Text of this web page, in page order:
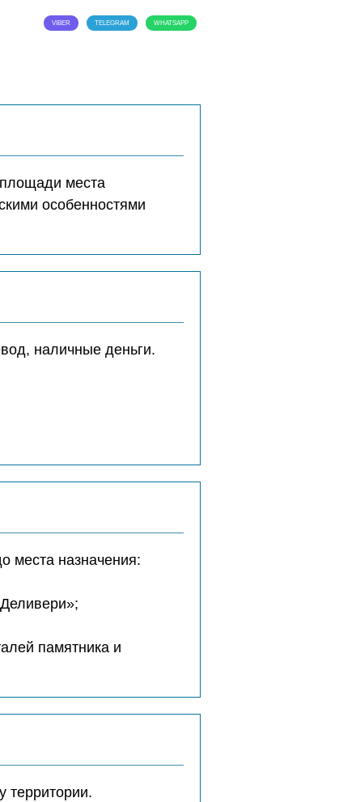
VIBER TELEGRAM WHATSAPP
места
особенностями
наличные деньги.
места назначения:
памятника и
территории.